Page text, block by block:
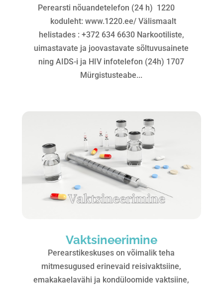
Perearsti nõuandetelefon (24 h) 1220
koduleht: www.1220.ee/ Välismaalt
helistades : +372 634 6630 Narkootiliste,
uimastavate ja joovastavate sõltuvusainete
ning AIDS-i ja HIV infotelefon (24h) 1707
Mürgistusteabe...
Vaktsineerimine
Perearstikeskuses on võimalik teha
mitmesugused erinevaid reisivaktsiine,
emakakaelavähi ja kondüloomide vaktsiine,